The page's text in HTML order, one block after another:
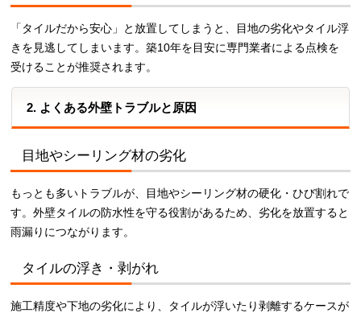
「タイルだから安心」と放置してしまうと、目地の劣化やタイル浮
きを見逃してしまいます。築10年を目安に専門業者による点検を
受けることが推奨されます。
2. よくある外壁トラブルと原因
目地やシーリング材の劣化
もっとも多いトラブルが、目地やシーリング材の硬化・ひび割れで
す。外壁タイルの防水性を守る役割があるため、劣化を放置すると
雨漏りにつながります。
タイルの浮き・剥がれ
施工精度や下地の劣化により、タイルが浮いたり剥離するケースが